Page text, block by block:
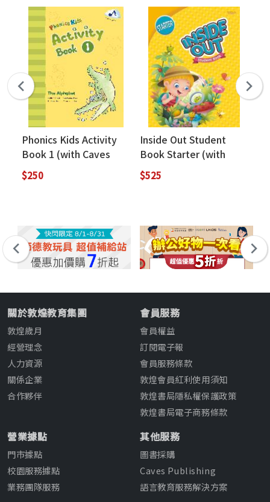
Phonics Kids Activity
Book 1 (with Caves
WebSource)
$250
Inside Out Student
Book Starter (with
CavesWebSource+Cav
es Online Practice)
$525
關於敦煌教育集團
敦煌歲月
經營理念
人力資源
關係企業
合作夥伴
會員服務
會員權益
訂閱電子報
會員服務條款
敦煌會員紅利使用須知
敦煌書局隱私權保護政策
敦煌書局電子商務條款
營業據點
門市據點
校園服務據點
業務團隊服務
其他服務
圖書採購
Caves Publishing
語言教育服務解決方案